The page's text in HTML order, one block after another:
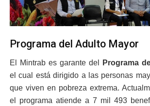
Programa del Adulto Mayor
El Mintrab es garante del Programa
el cual está dirigido a las personas
que viven en pobreza extrema.
el programa atiende a 7 mil 493